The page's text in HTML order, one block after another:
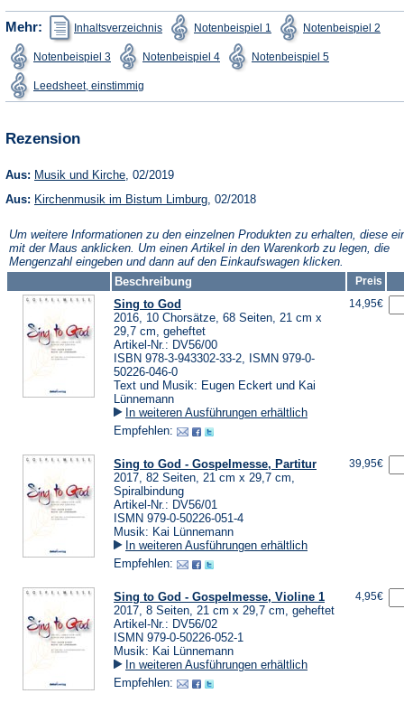
Mehr: Inhaltsverzeichnis
(Öffnet
in
einem
neuen
Notenbeispiel 1
(Öffnet
in
einem
neuen
Notenbeispiel 2in
Notenbeispiel 3
(Öffnet
in
einem
neuen
Tab)
Notenbeispiel 4
(Öffnet
in
einem
Tab)
Notenbeispiel 5in
Tab)
Leedsheet, einstimmig
einem
Rezension
Aus: Musik und Kirche(Öffnet
einem
, 02/2019
Aus: Kirchenmusik im Bistum Limburg(Öffnet
neuen
Tab)
, 02/2018
Um weitere Informationen zu den einzelnen Produkten zu erhalten, diese
mit der Maus anklicken. Um einen Artikel in den Warenkorb zu legen, die
Mengenzahl eingeben und dann auf den Einkaufswagen klicken.
Beschreibung
Preis
Sing to God
2016, 10 Chorsätze, 68 Seiten, 21 cm x
29,7 cm, geheftet
Artikel-Nr.: DV56/00
ISBN 978-3-943302-33-2, ISMN 979-0-
50226-046-0
Text und Musik: Eugen Eckert und Kai
Lünnemann
In weiteren Ausführungen erhältlich
Empfehlen:
14,95€
Sing to God - Gospelmesse, Partitur
2017, 82 Seiten, 21 cm x 29,7 cm,
Spiralbindung
Artikel-Nr.: DV56/01
ISMN 979-0-50226-051-4
Musik: Kai Lünnemann
In weiteren Ausführungen erhältlich
Empfehlen:
39,95€
Sing to God - Gospelmesse, Violine 1
2017, 8 Seiten, 21 cm x 29,7 cm, geheftet
Artikel-Nr.: DV56/02
ISMN 979-0-50226-052-1
Musik: Kai Lünnemann
In weiteren Ausführungen erhältlich
Empfehlen:
4,95€